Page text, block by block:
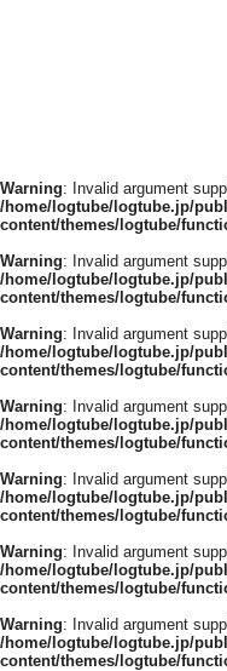
Warning: Invalid argument
/home/logtube/logtube.jp/
content/themes/logtube/
Warning: Invalid argument
/home/logtube/logtube.jp/
content/themes/logtube/
Warning: Invalid argument
/home/logtube/logtube.jp/
content/themes/logtube/
Warning: Invalid argument
/home/logtube/logtube.jp/
content/themes/logtube/
Warning: Invalid argument
/home/logtube/logtube.jp/
content/themes/logtube/
Warning: Invalid argument
/home/logtube/logtube.jp/
content/themes/logtube/
Warning: Invalid argument
/home/logtube/logtube.jp/
content/themes/logtube/